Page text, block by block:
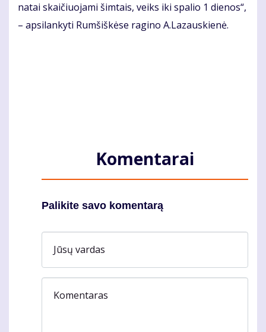
na­tai skai­čiuo­ja­mi šim­tais, veiks iki spa­lio 1 die­nos“,
– ap­si­lan­ky­ti Rum­šiš­kė­se ra­gi­no A.La­zaus­kie­nė.
Komentarai
Palikite savo komentarą
Jūsų vardas
Komentaras